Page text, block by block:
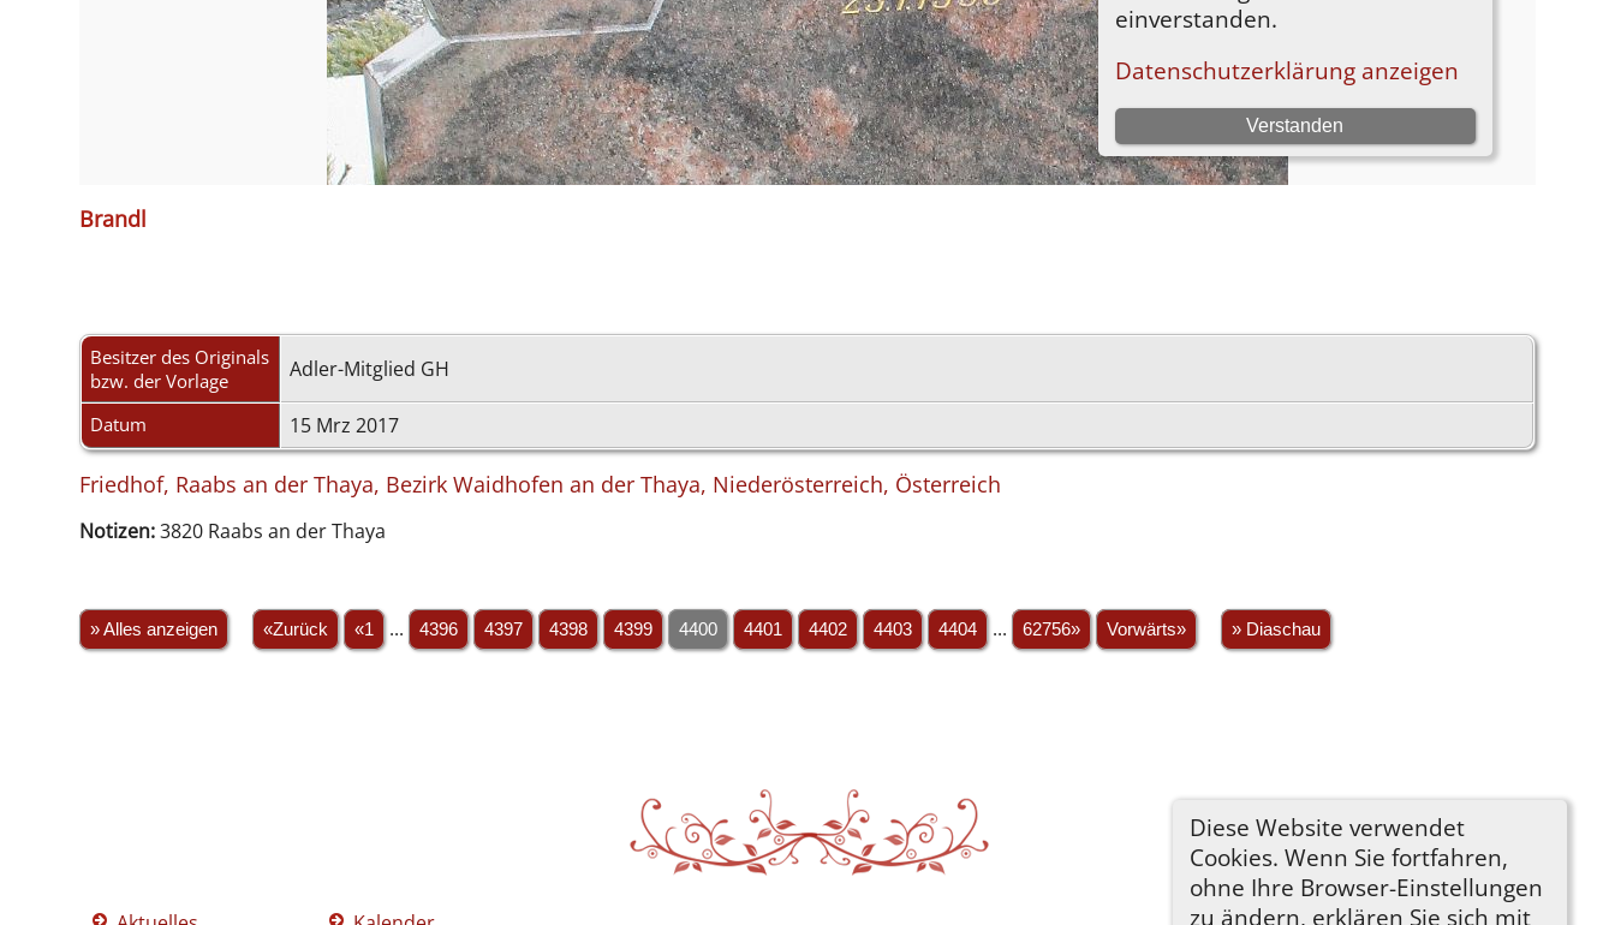
Diese Website verwendet
Cookies. Wenn Sie fortfahren,
ohne Ihre Browser-Einstellungen
zu ändern, erklären Sie sich mit
Brandl
Besitzer des Originals
bzw. der Vorlage
Adler-Mitglied GH
Datum 15 Mrz 2017
Friedhof, Raabs an der Thaya, Bezirk Waidhofen an der Thaya, Niederösterreich, Österreich
Notizen:3820 Raabs an der Thaya
» Alles anzeigen «Zurück «1 ... 4396 4397 4398 4399 4400 4401 4402 4403 4404 ... 62756» Vorwärts» » Diaschau